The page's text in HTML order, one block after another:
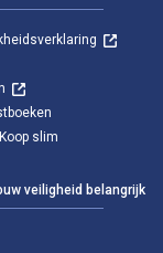
slim
veiligheid belangrijk